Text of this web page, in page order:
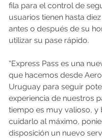
fila para el control de
usuarios tienen hasta
antes o después de su
utilizar su pase rápido.
“Express Pass es una
que hacemos desde
Uruguay para seguir
experiencia de nuestros
tiempo es muy valioso, y
cuidarlo al máximo,
disposición un nuevo